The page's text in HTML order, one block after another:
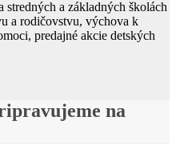
a základných školách
a rodičovstvu, výchova k
predajné akcie detských
na